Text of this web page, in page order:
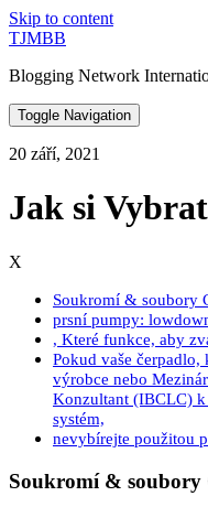
Skip to content
TJMBB
Blogging Network
Toggle Navigation
20 září, 2021
Jak si
X
Soukromí & soubory
prsní pumpy:
, Které funkce, aby
Pokud vaše čerpadlo,
výrobce nebo
Konzultant (IBCLC)
systém,
nevybírejte použitou
Soukromí & soubory